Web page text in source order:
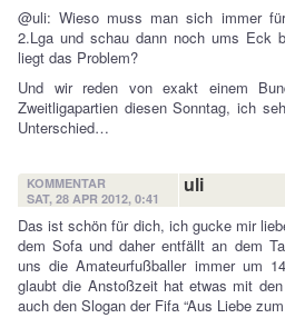
@uli: Wieso muss man sich immer
2.Lga und schau dann noch ums Eck
liegt das Problem?
Und wir reden von exakt einem
Zweitligapartien diesen Sonntag, ich
Unterschied…
KOMMENTAR
SAT, 28 APR 2012, 0:41
uli
Das ist schön für dich, ich gucke mir
dem Sofa und daher entfällt an dem
uns die Amateurfußballer immer um
glaubt die Anstoßzeit hat etwas mit
auch den Slogan der Fifa “Aus Liebe